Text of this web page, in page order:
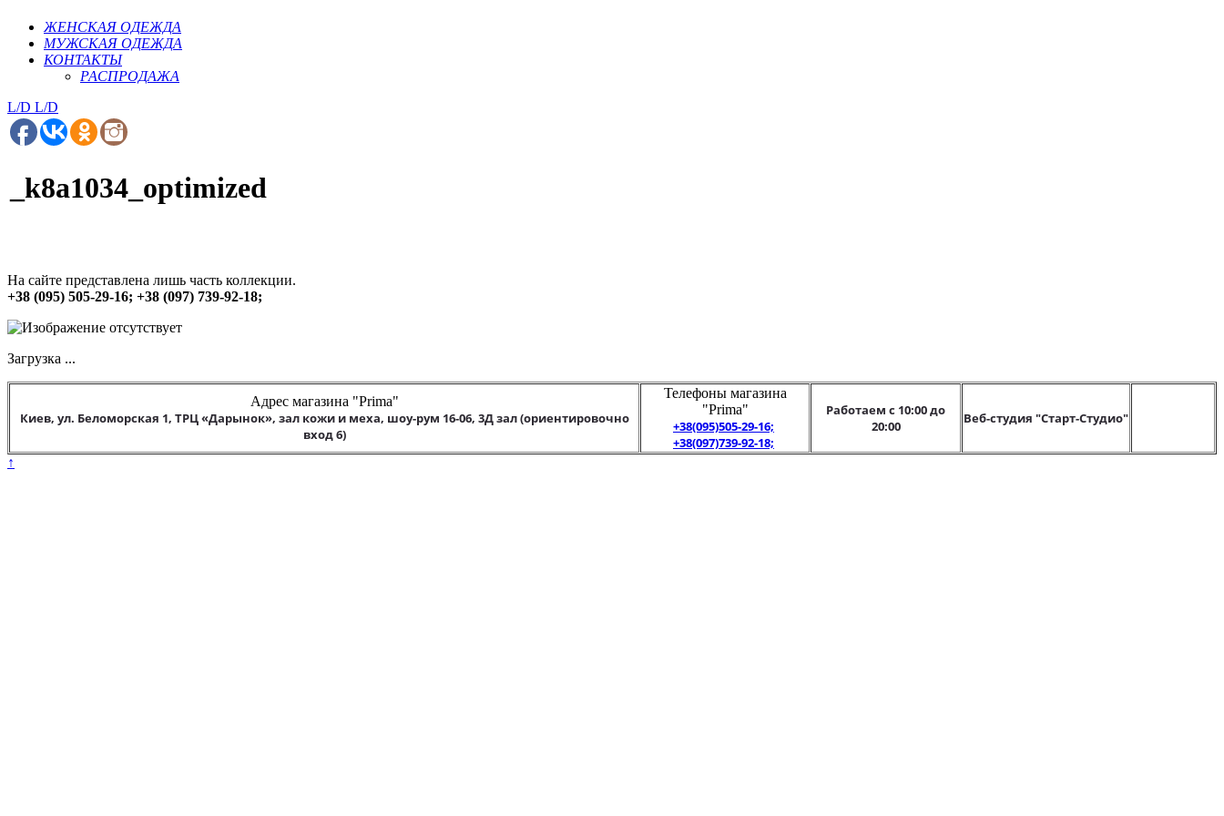
ЖЕНСКАЯ ОДЕЖДА
МУЖСКАЯ ОДЕЖДА
КОНТАКТЫ
РАСПРОДАЖА
L/D L/D
_k8a1034_optimized
На сайте представлена лишь часть коллекции.
+38 (095) 505-29-16; +38 (097) 739-92-18;
Загрузка ...
Адрес магазина "Prima"
Киев, ул. Беломорская 1, ТРЦ «Дарынок», зал кожи и меха, шоу-рум 16-06, 3Д зал (ориентировочно
вход 6)
Телефоны магазина
"Prima"
+38(095)505-29-16;
+38(097)739-92-18;
Работаем с 10:00 до
20:00
Веб-студия "Старт-Студио"
↑